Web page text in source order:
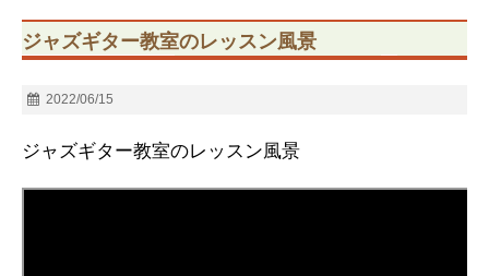
ジャズギター教室のレッスン風景
2022/06/15
ジャズギター教室のレッスン風景